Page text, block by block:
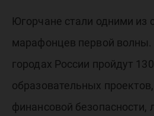
Югорчане стали одними из
марафонцев первой волны.
городах России пройдут
образовательных
финансовой безопасности,